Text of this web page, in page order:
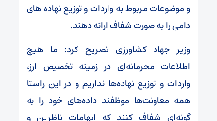
و موضوعات مربوط به واردات و توزیع نهاده های
دامی را به صورت شفاف ارائه دهند.
وزیر جهاد کشاورزی تصریح کرد: ما هیچ
اطلاعات محرمانه‌ای در زمینه تخصیص ارز،
واردات و توزیع نهاده‌ها نداریم و در این راستا
همه معاونت‌ها موظفند داده‌های خود را به
گونه‌ای شفاف کنند که ابهامات ناظرین و